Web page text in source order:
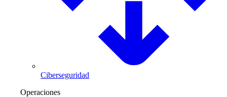
Ciberseguridad
Operaciones